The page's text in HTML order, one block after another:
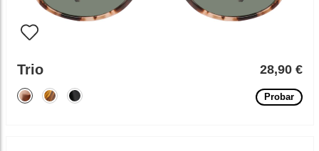
Trio 28,90 €
Probar